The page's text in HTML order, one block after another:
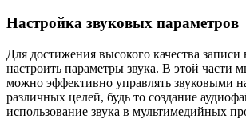
Настройка звуковых параметров
Для достижения высокого качества
настроить параметры звука. В этой части
можно эффективно управлять звуковыми
различных целей, будь то создание
использование звука в мультимедийных